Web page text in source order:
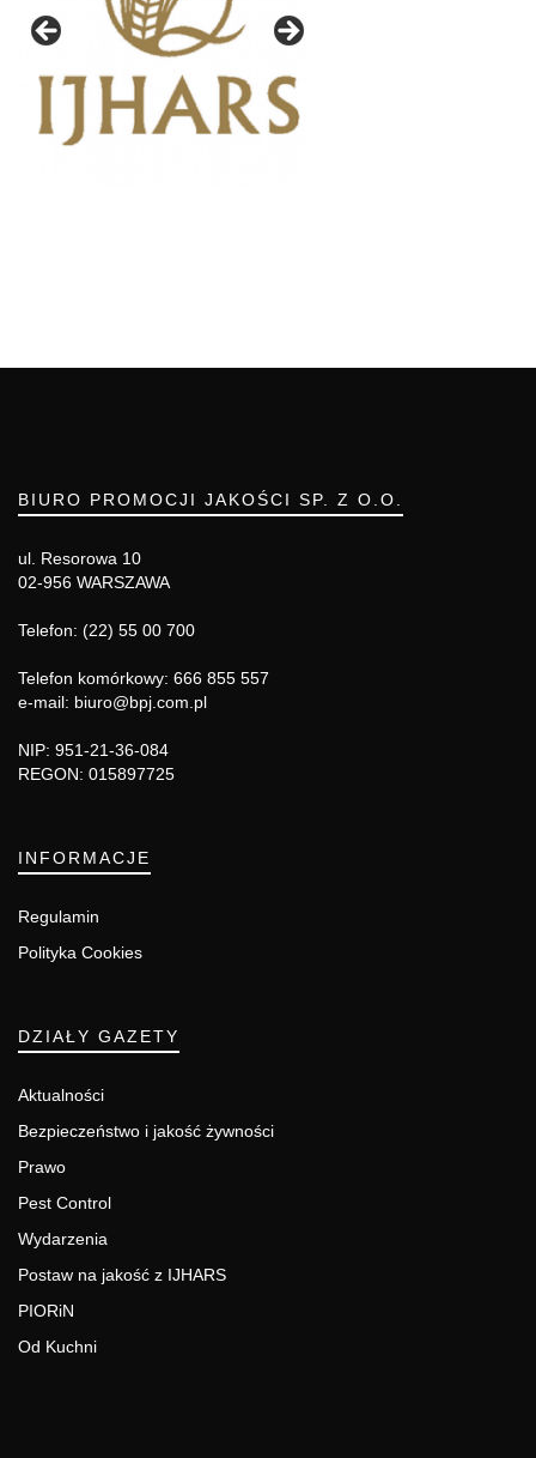
BIURO PROMOCJI JAKOŚCI SP. Z O.O.
ul. Resorowa 10
02-956 WARSZAWA
Telefon: (22) 55 00 700
Telefon komórkowy: 666 855 557
e-mail: biuro@bpj.com.pl
NIP: 951-21-36-084
REGON: 015897725
INFORMACJE
Regulamin
Polityka Cookies
DZIAŁY GAZETY
Aktualności
Bezpieczeństwo i jakość żywności
Prawo
Pest Control
Wydarzenia
Postaw na jakość z IJHARS
PIORiN
Od Kuchni